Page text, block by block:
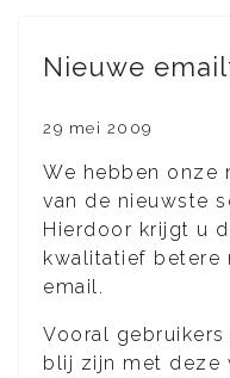
Nieuwe
29 mei 2009
We hebben onze
van de nieuwste
Hierdoor krijgt u
kwalitatief betere
email.
Vooral
blij zijn met deze